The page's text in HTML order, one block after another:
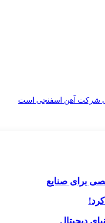
شرکت آهن اسفنجی است
برای صنایع
دیجیتال